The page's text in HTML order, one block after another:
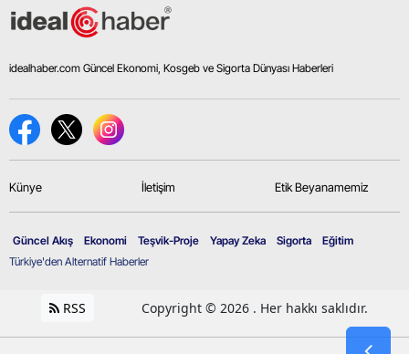
idealhaber.com Güncel Ekonomi, Kosgeb ve Sigorta Dünyası Haberleri
Künye İletişim Etik Beyanamemiz
Türkiye'den Alternatif Haberler
Güncel Akış Ekonomi Teşvik-Proje Yapay Zeka Sigorta Eğitim
RSS Copyright © 2026 . Her hakkı saklıdır.